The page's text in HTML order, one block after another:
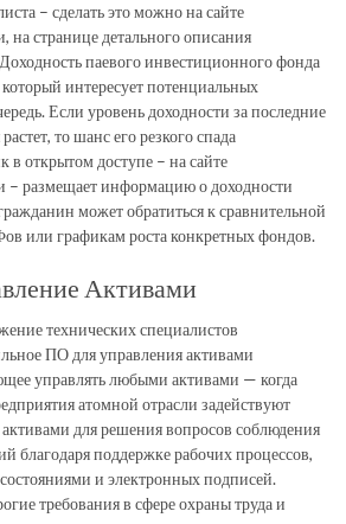
– сделать это можно на сайте
странице детального описания
паевого инвестиционного фонда
интересует потенциальных
Если уровень доходности за последние
то шанс его резкого спада
открытом доступе – на сайте
размещает информацию о доходности
может обратиться к сравнительной
или графикам роста конкретных фондов.
Активами
технических специалистов
ПО для управления активами
управлять любыми активами — когда
атомной отрасли задействуют
для решения вопросов соблюдения
благодаря поддержке рабочих процессов,
и электронных подписей.
требования в сфере охраны труда и